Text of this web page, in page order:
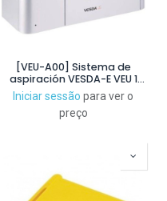
[VEU-A00] Sistema de
aspiración VESDA-E VEU 1
canal, 4 Tuberías 800m.
Frontal con LEDs
Iniciar sessão para ver o
preço